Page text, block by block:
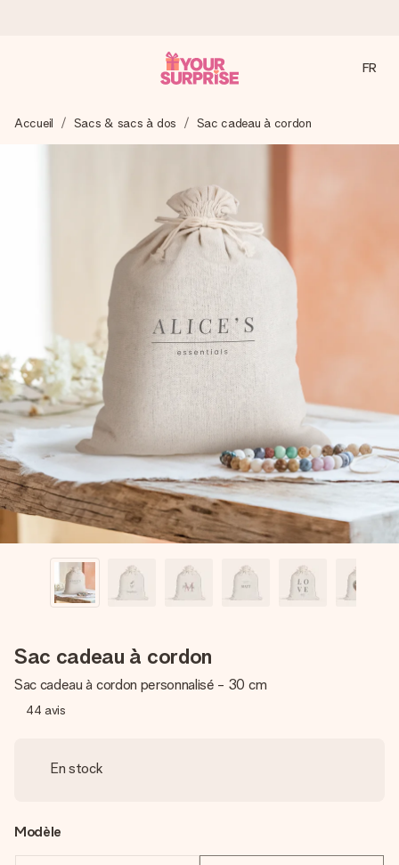
Nous préparons votre cadeau avec attention et l’envoyons
en un éclair – pour que vous puissiez l’offrir au bon moment,
4,9 (sur la base de +15 000 avis)
Nos cadeaux sont appréciés. Les clients nous attribuent
une note de 4,9 sur Google Reviews (total de tous les
pays où nous sommes présents).
Carte de vœux gratuite
Créez quelque chose d’unique en quelques étapes – avec
son prénom, votre photo ou un message qui touche le cœur.
Sans complications, juste tout l’amour pour le moment idéal.
FR
Accueil Sacs & sacs à dos Sac cadeau à cordon
Sac cadeau à cordon
Sac cadeau à cordon personnalisé - 30 cm
44 avis
En stock
Modèle